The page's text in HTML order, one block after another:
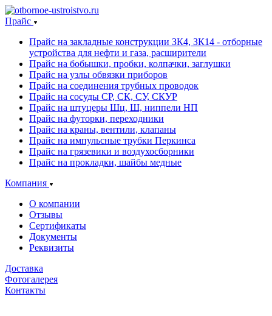
Прайс
Прайс на закладные конструкции ЗК4, ЗК14 - отборные
устройства для нефти и газа, расширители
Прайс на бобышки, пробки, колпачки, заглушки
Прайс на узлы обвязки приборов
Прайс на соединения трубных проводок
Прайс на сосуды СР, СК, СУ, СКУР
Прайс на штуцеры Шц, Ш, ниппели НП
Прайс на футорки, переходники
Прайс на краны, вентили, клапаны
Прайс на импульсные трубки Перкинса
Прайс на грязевики и воздухосборники
Прайс на прокладки, шайбы медные
Компания
О компании
Отзывы
Сертификаты
Документы
Реквизиты
Доставка
Фотогалерея
Контакты